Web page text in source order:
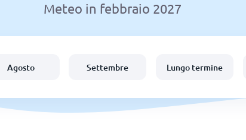
Meteo in febbraio 2027
Agosto Settembre Lungo termine